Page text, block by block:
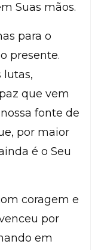
Suas mãos.
para o
presente.
lutas,
que vem
fonte de
por maior
é o Seu
coragem e
por
em